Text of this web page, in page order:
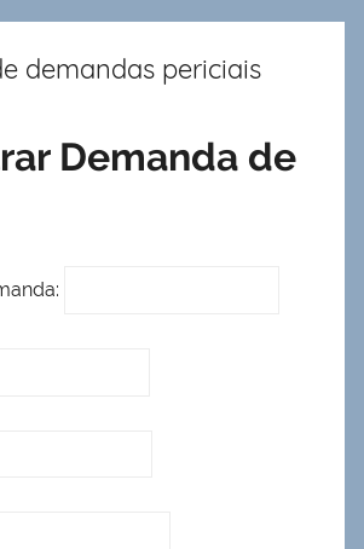
demandas periciais
Demanda de